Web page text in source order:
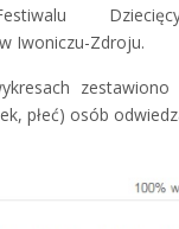
Iwoniczu-Zdroju.
płeć) osób